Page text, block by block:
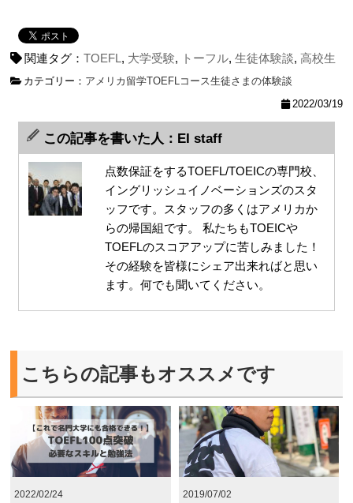
関連タグ：TOEFL , 大学受験, トーフル,生徒体験談,高校生
カテゴリー： アメリカ留学TOEFLコース生徒さまの体験談
2022/03/19
この記事を書いた人：EI staff
点数保証をするTOEFL/TOEICの専門校、
イングリッシュイノベーションズのスタ
ッフです。スタッフの多くはアメリカか
らの帰国組です。 私たちもTOEICや
TOEFLのスコアアップに苦しみました！
その経験を皆様にシェア出来ればと思い
ます。何でも聞いてください。
こちらの記事もオススメです
2022/02/24 2019/07/02